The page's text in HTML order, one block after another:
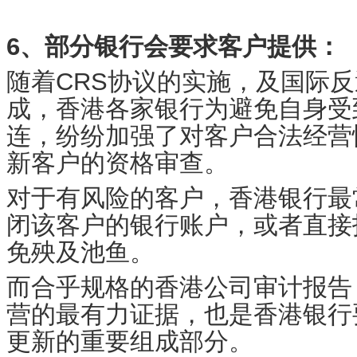
6、部分银行会要求客户提供：
随着CRS协议的实施，及国际
成，香港各家银行为避免自身
连，纷纷加强了对客户合法经
新客户的资格审查。
对于有风险的客户，香港银行
闭该客户的银行账户，或者直
免殃及池鱼。
而合乎规格的香港公司审计报
营的最有力证据，也是香港银
更新的重要组成部分。